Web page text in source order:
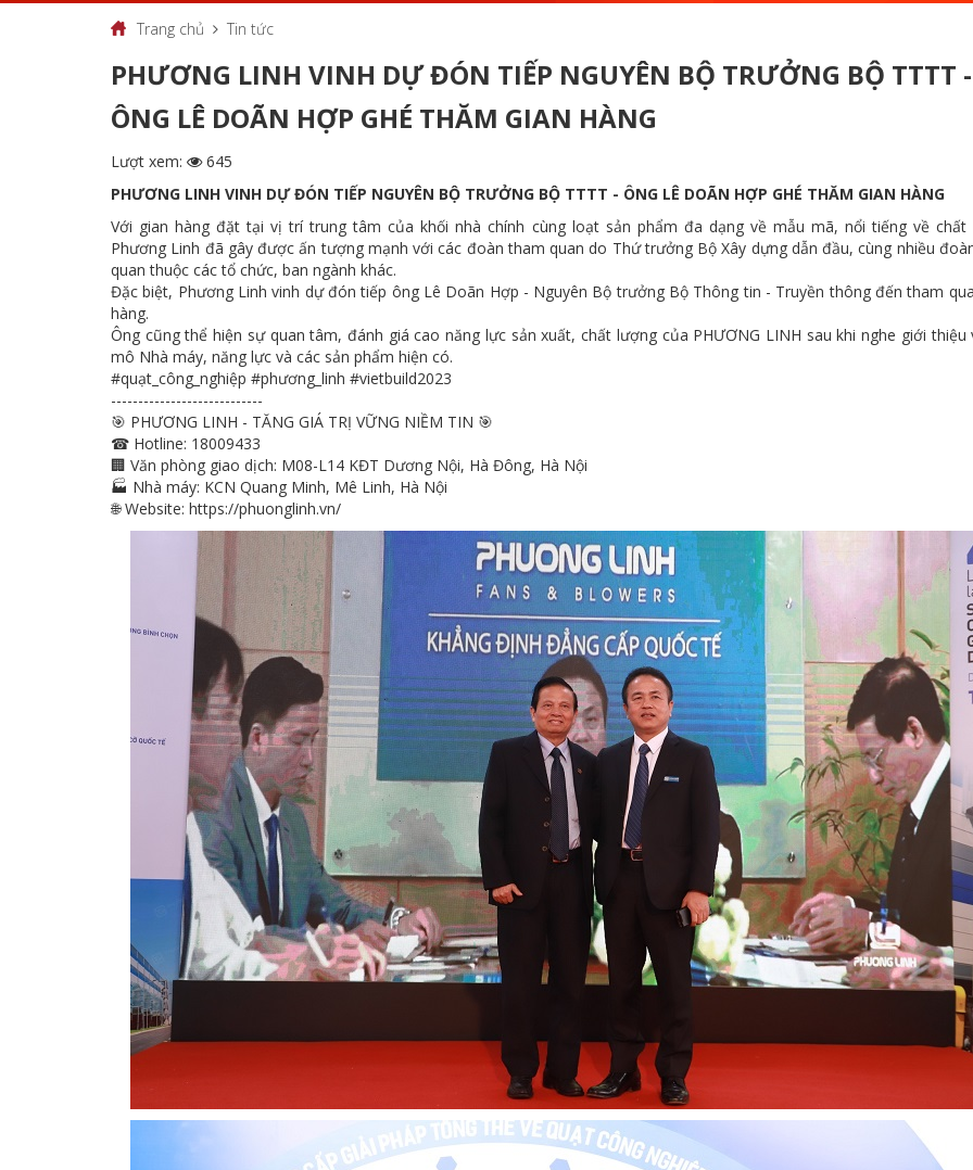
Trang chủ Tin tức
PHƯƠNG LINH VINH DỰ ĐÓN TIẾP NGUYÊN BỘ TRƯỞNG BỘ TTTT -
ÔNG LÊ DOÃN HỢP GHÉ THĂM GIAN HÀNG
Lượt xem:
645
PHƯƠNG LINH VINH DỰ ĐÓN TIẾP NGUYÊN BỘ TRƯỞNG BỘ TTTT - ÔNG LÊ DOÃN HỢP GHÉ THĂM GIAN HÀNG
Với gian hàng đặt tại vị trí trung tâm của khối nhà chính cùng loạt sản phẩm đa dạng về mẫu mã, nổi tiếng về chất
Phương Linh đã gây được ấn tượng mạnh với các đoàn tham quan do Thứ trưởng Bộ Xây dựng dẫn đầu, cùng nhiều
quan thuộc các tổ chức, ban ngành khác.
Đặc biệt, Phương Linh vinh dự đón tiếp ông Lê Doãn Hợp - Nguyên Bộ trưởng Bộ Thông tin - Truyền thông đến tham
hàng.
Ông cũng thể hiện sự quan tâm, đánh giá cao năng lực sản xuất, chất lượng của PHƯƠNG LINH sau khi nghe giới thiệu
mô Nhà máy, năng lực và các sản phẩm hiện có.
#quạt_công_nghiệp #phương_linh #vietbuild2023
----------------------------
🎯 PHƯƠNG LINH - TĂNG GIÁ TRỊ VỮNG NIỀM TIN ️🎯
☎ Hotline: 18009433
🏢 Văn phòng giao dịch: M08-L14 KĐT Dương Nội, Hà Đông, Hà Nội
🏭 Nhà máy: KCN Quang Minh, Mê Linh, Hà Nội
🌐 Website: https://phuonglinh.vn/